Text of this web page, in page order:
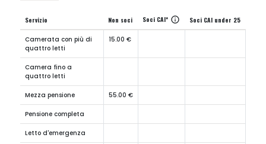
Servizio Non soci Soci CAI* info Soci CAI under 25
Camerata con più di
quattro letti
15.00 €
Camera fino a
quattro letti
Mezza pensione 55.00 €
Pensione completa
Letto d'emergenza